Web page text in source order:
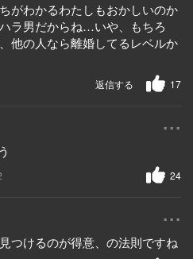
がわかるわたしもおかしいのか
ラ男だからね…いや、もちろ
他の人なら離婚してるレベルか
17
返信する
...
24
...
つけるのが得意、の法則ですね